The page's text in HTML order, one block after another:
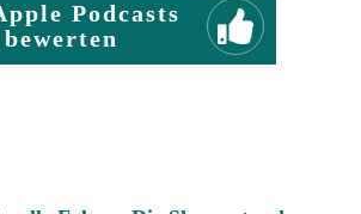
Podcasts
bewerten